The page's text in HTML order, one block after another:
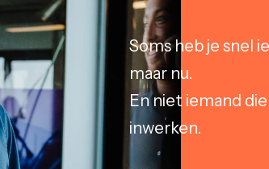
Soms heb je snel
maar nu.
En niet iemand
inwerken.